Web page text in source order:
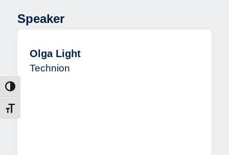
מתג
Speaker
Olga Light
Technion